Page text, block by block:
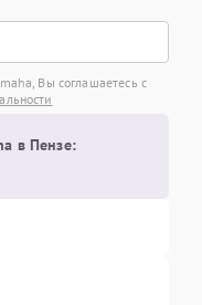
Вы соглашаетесь с
в Пензе: